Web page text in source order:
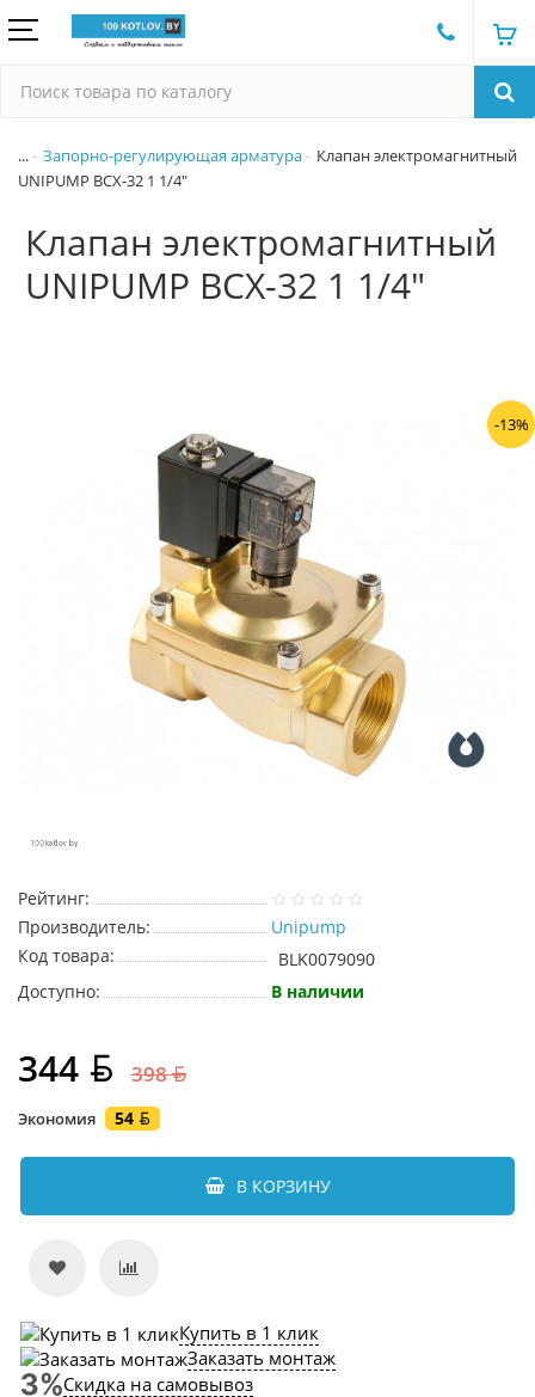
... Запорно-регулирующая арматура
Клапан электромагнитный
UNIPUMP BCX-32 1 1/4"
Клапан электромагнитный
UNIPUMP BCX-32 1 1/4"
-13%
Рейтинг:
Производитель:
Unipump
Код товара:
BLK0079090
Доступно:
В наличии
344 398
Экономия 54
В КОРЗИНУ
Купить в 1 клик
Заказать монтаж
Скидка на самовывоз